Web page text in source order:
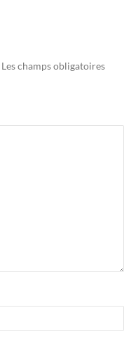
Les champs obligatoires